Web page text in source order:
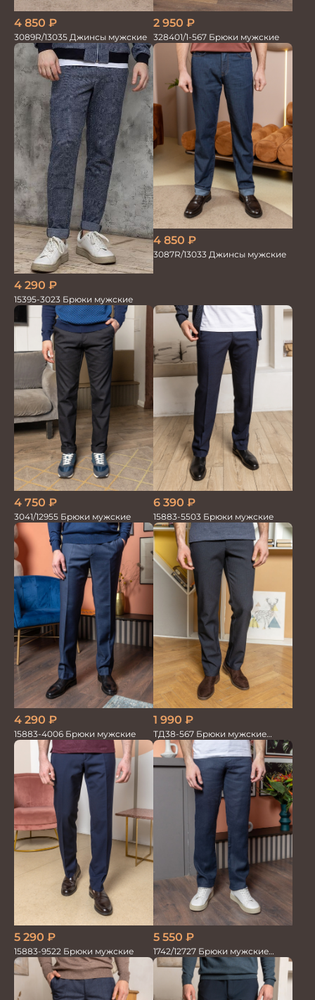
4 850 ₽
3089R/13035 Джинсы мужские
2 950 ₽
328401/1-567 Брюки мужские
4 290 ₽
15395-3023 Брюки мужские
4 850 ₽
3087R/13033 Джинсы мужские
4 750 ₽
3041/12955 Брюки мужские
6 390 ₽
15883-5503 Брюки мужские
4 290 ₽
15883-4006 Брюки мужские
1 990 ₽
ТД38-567 Брюки мужские
трикотажные
5 290 ₽
15883-9522 Брюки мужские
5 550 ₽
1742/12727 Брюки мужские
100%лён син